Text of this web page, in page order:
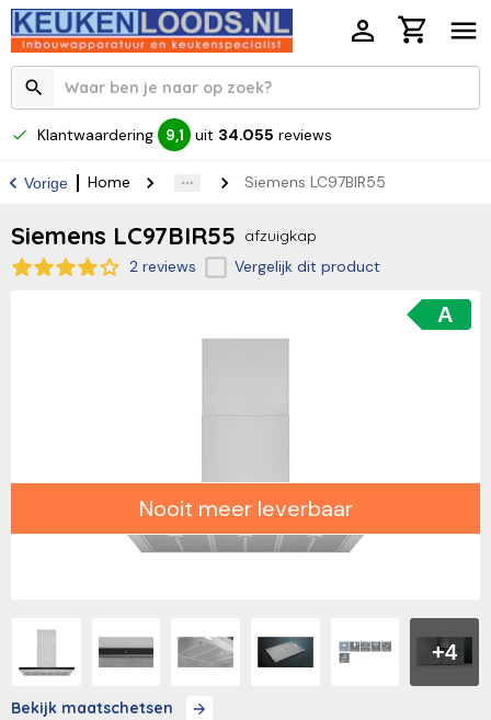
Klantwaardering 9,1 uit 34.055 reviews
Vorige Home Siemens LC97BIR55
Siemens LC97BIR55 afzuigkap
2 reviews
Vergelijk dit product
+4
A
Nooit meer leverbaar
Bekijk maatschetsen